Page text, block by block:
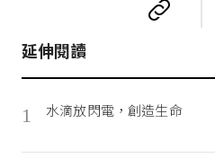
延伸閱讀
1 水滴放閃電，創造生命